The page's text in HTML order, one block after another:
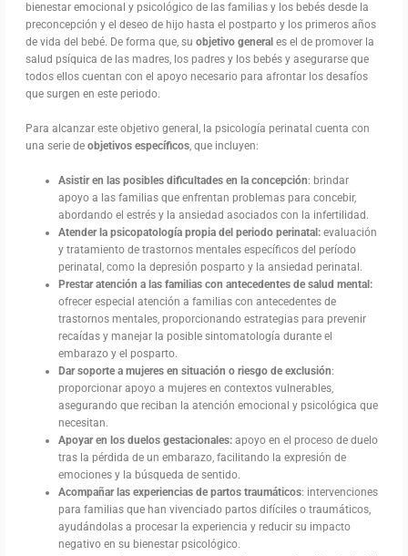
bienestar emocional y psicológico de las familias y los bebés desde la
preconcepción y el deseo de hijo hasta el postparto y los primeros años
de vida del bebé. De forma que, suobjetivo general es el de promover la
salud psíquica de las madres, los padres y los bebés y asegurarse que
todos ellos cuentan con el apoyo necesario para afrontar los desafíos
que surgen en este periodo.
Para alcanzar este objetivo general, la psicología perinatal cuenta con
una serie deobjetivos específicos, que incluyen:
Asistir en las posibles dificultades en la concepción: brindar
apoyo a las familias que enfrentan problemas para concebir,
abordando el estrés y la ansiedad asociados con la infertilidad.
Atender la psicopatología propia del periodo perinatal: evaluación
y tratamiento de trastornos mentales específicos del período
perinatal, como la depresión posparto y la ansiedad perinatal.
Prestar atención a las familias con antecedentes de salud mental:
ofrecer especial atención a familias con antecedentes de
trastornos mentales, proporcionando estrategias para prevenir
recaídas y manejar la posible sintomatología durante el
embarazo y el posparto.
Dar soporte a mujeres en situación o riesgo de exclusión:
proporcionar apoyo a mujeres en contextos vulnerables,
asegurando que reciban la atención emocional y psicológica que
necesitan.
Apoyar en los duelos gestacionales: apoyo en el proceso de duelo
tras la pérdida de un embarazo, facilitando la expresión de
emociones y la búsqueda de sentido.
Acompañar las experiencias de partos traumáticos: intervenciones
para familias que han vivenciado partos difíciles o traumáticos,
ayudándolas a procesar la experiencia y reducir su impacto
negativo en su bienestar psicológico.